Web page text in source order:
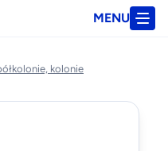
MENU
kolonie